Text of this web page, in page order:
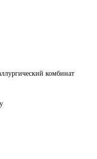
комбинат